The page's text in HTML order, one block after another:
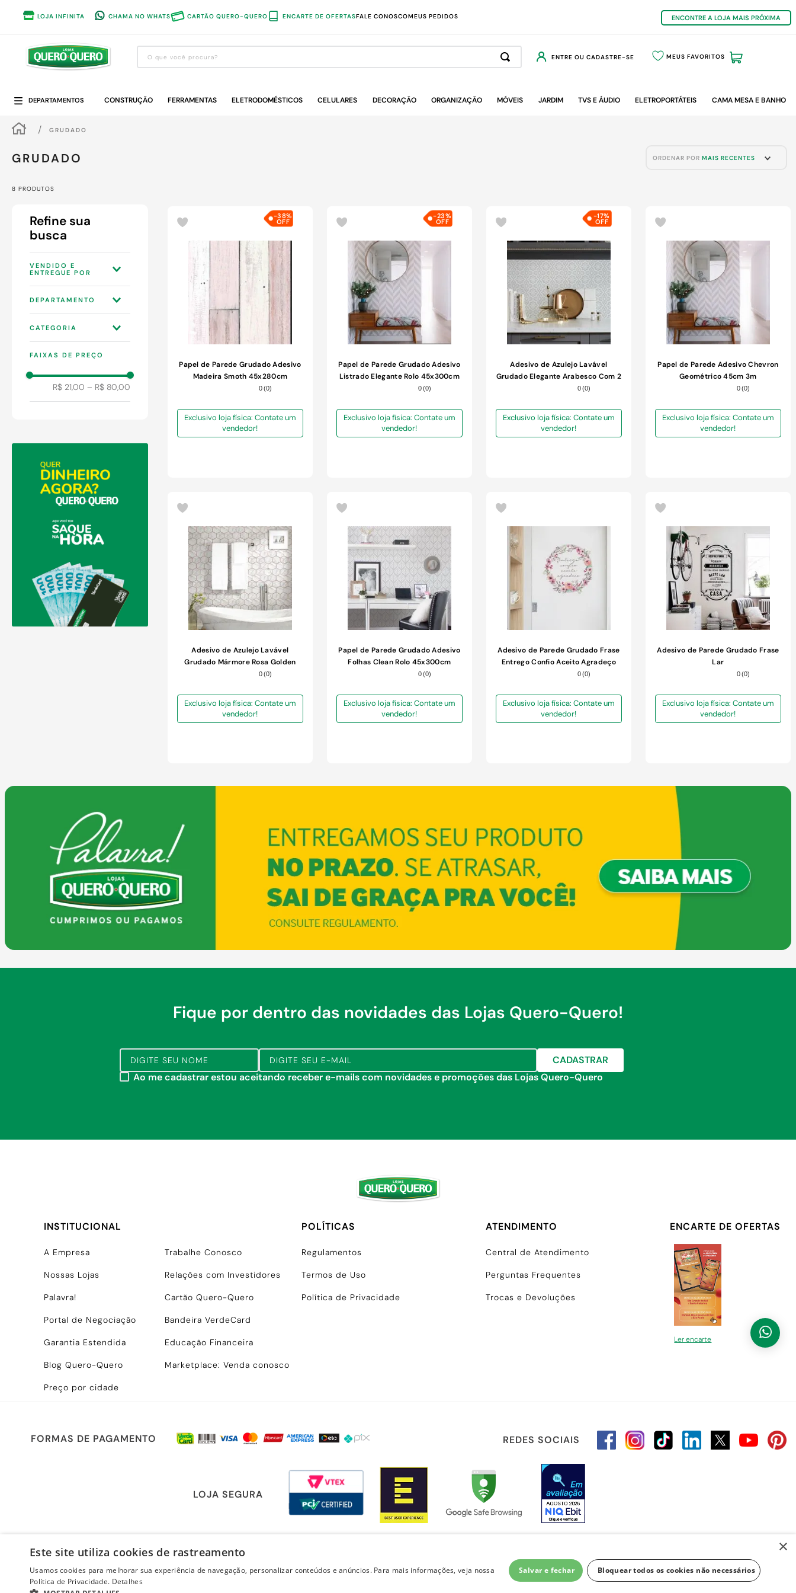
LOJA INFINITA CHAMA NO WHATS CARTÃO QUERO-QUERO ENCARTE DE OFERTASFALE CONOSCOMEUS PEDIDOS ENCONTRE A LOJA MAIS PRÓXIMA
O que você procura?
ENTRE OU CADASTRE-SE MEUS FAVORITOS
DEPARTAMENTOS CONSTRUÇÃO FERRAMENTAS ELETRODOMÉSTICOS CELULARES DECORAÇÃO ORGANIZAÇÃO MÓVEIS JARDIM TVS E ÁUDIO ELETROPORTÁTEIS CAMA MESA E BANHO
GRUDADO
GRUDADO ORDENAR POR MAIS RECENTES
8 PRODUTOS
QUERO S.A
DEPARTAMENTO
CATEGORIA
ADESIVOS
FAIXAS DE PREÇO
R$ 21,00 – R$ 80,00
-38%
Papel de Parede Grudado Adesivo
Madeira Smoth 45x280cm
0(0)
Exclusivo loja física: Contate um
vendedor!
-23%
Papel de Parede Grudado Adesivo
Listrado Elegante Rolo 45x300cm
0(0)
Exclusivo loja física: Contate um
vendedor!
-17%
Adesivo de Azulejo Lavável
Grudado Elegante Arabesco Com 2
Folhas 45x60cm
0(0)
Exclusivo loja física: Contate um
vendedor!
Papel de Parede Adesivo Chevron
Geométrico 45cm 3m
0(0)
Exclusivo loja física: Contate um
vendedor!
Adesivo de Azulejo Lavável
Grudado Mármore Rosa Golden
com 2 Folhas 45x60cm
0(0)
Exclusivo loja física: Contate um
vendedor!
Papel de Parede Grudado Adesivo
Folhas Clean Rolo 45x300cm
0(0)
Exclusivo loja física: Contate um
vendedor!
Adesivo de Parede Grudado Frase
Entrego Confio Aceito Agradeço
0(0)
Exclusivo loja física: Contate um
vendedor!
Adesivo de Parede Grudado Frase
Lar
0(0)
Exclusivo loja física: Contate um
vendedor!
Fique por dentro das novidades das Lojas Quero-Quero!
CADASTRAR
Ao me cadastrar estou aceitando receber e-mails com novidades e promoções das Lojas Quero-Quero
INSTITUCIONAL
A Empresa Trabalhe Conosco
Nossas Lojas Relações com Investidores
Palavra! Cartão Quero-Quero
Portal de Negociação Bandeira VerdeCard
Garantia Estendida Educação Financeira
Blog Quero-Quero Marketplace: Venda conosco
Preço por cidade
POLÍTICAS
Regulamentos
Termos de Uso
Política de Privacidade
ATENDIMENTO
Central de Atendimento
Perguntas Frequentes
Trocas e Devoluções
ENCARTE DE OFERTAS
Ler encarte
FORMAS DE PAGAMENTO REDES SOCIAIS
LOJA SEGURA
×
Este site utiliza cookies de rastreamento
Usamos cookies para melhorar sua experiência de navegação, personalizar conteúdos e anúncios. Para mais informações, veja nossa
Política de Privacidade. Detalhes
Salvar e fechar Bloquear todos os cookies não necessários
1º
guarda roupa
forro pvc
chuveiro
comoda